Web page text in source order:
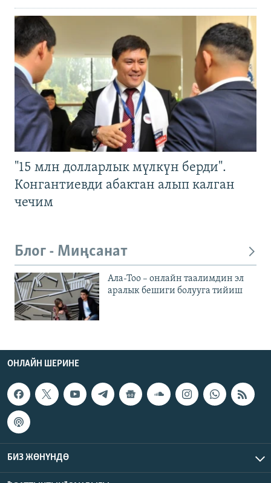
"15 млн долларлык мүлкүн берди".
Конгантиевди абактан алып калган
чечим
Блог - Миңсанат
Ала-Тоо – онлайн таалимдин эл
аралык бешиги болууга тийиш
ОНЛАЙН ШЕРИНЕ
БИЗ ЖӨНҮНДӨ